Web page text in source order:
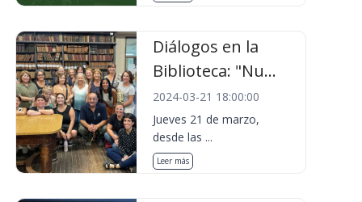
Diálogos en la
Biblioteca: "Nu...
2024-03-21 18:00:00
Jueves 21 de marzo,
desde las ...
Leer más